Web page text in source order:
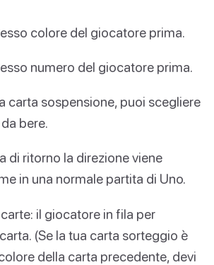
colore del giocatore prima.
numero del giocatore prima.
carta sospensione, puoi scegliere
bere.
di ritorno la direzione viene
in una normale partita di Uno.
il giocatore in fila per
(Se la tua carta sorteggio è
della carta precedente, devi